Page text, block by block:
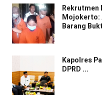
Mojokerto:
Barang
Kapolres
DPRD ...